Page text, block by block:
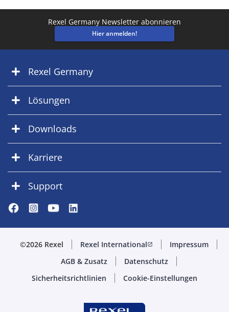
Rexel Germany Newsletter abonnieren
Hier anmelden!
Rexel Germany
Lösungen
Downloads
Karriere
Support
©2026 Rexel Rexel Internationalopen_in_new
Impressum
AGB & Zusatz
Datenschutz
Sicherheitsrichtlinien
Cookie-Einstellungen